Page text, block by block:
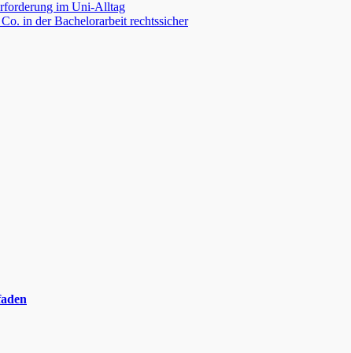
im Uni-Alltag
in der Bachelorarbeit rechtssicher